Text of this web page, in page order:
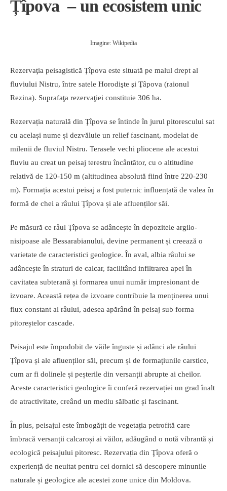
Țîpova – un ecosistem unic
Imagine: Wikipedia
Rezervaţia peisagistică Ţîpova este situată pe malul drept al
fluviului Nistru, între satele Horodişte şi Ţâpova (raionul
Rezina). Suprafaţa rezervaţiei constituie 306 ha.
Rezervația naturală din Ţîpova se întinde în jurul pitorescului sat
cu același nume și dezvăluie un relief fascinant, modelat de
milenii de fluviul Nistru. Terasele vechi pliocene ale acestui
fluviu au creat un peisaj terestru încântător, cu o altitudine
relativă de 120-150 m (altitudinea absolută fiind între 220-230
m). Formația acestui peisaj a fost puternic influențată de valea în
formă de chei a râului Ţîpova și ale afluenților săi.
Pe măsură ce râul Ţîpova se adâncește în depozitele argilo-
nisipoase ale Bessarabianului, devine permanent și creează o
varietate de caracteristici geologice. În aval, albia râului se
adâncește în straturi de calcar, facilitând infiltrarea apei în
cavitatea subterană și formarea unui număr impresionant de
izvoare. Această rețea de izvoare contribuie la menținerea unui
flux constant al râului, adesea apărând în peisaj sub forma
pitoreștelor cascade.
Peisajul este împodobit de văile înguste și adânci ale râului
Ţîpova și ale afluenților săi, precum și de formațiunile carstice,
cum ar fi dolinele și peșterile din versanții abrupte ai cheilor.
Aceste caracteristici geologice îi conferă rezervației un grad înalt
de atractivitate, creând un mediu sălbatic și fascinant.
În plus, peisajul este îmbogățit de vegetația petrofită care
îmbracă versanții calcaroși ai văilor, adăugând o notă vibrantă și
ecologică peisajului pitoresc. Rezervația din Ţîpova oferă o
experiență de neuitat pentru cei dornici să descopere minunile
naturale și geologice ale acestei zone unice din Moldova.